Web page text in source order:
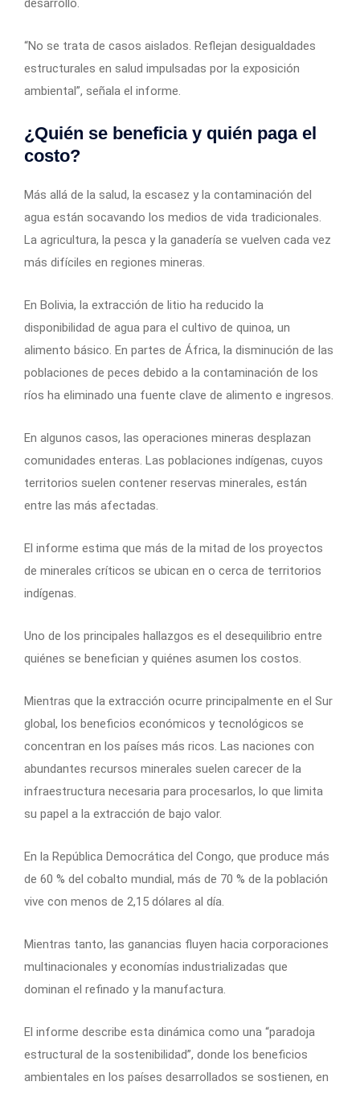
desarrollo.
“No se trata de casos aislados. Reflejan desigualdades
estructurales en salud impulsadas por la exposición
ambiental”, señala el informe.
¿Quién se beneficia y quién paga el
costo?
Más allá de la salud, la escasez y la contaminación del
agua están socavando los medios de vida tradicionales.
La agricultura, la pesca y la ganadería se vuelven cada vez
más difíciles en regiones mineras.
En Bolivia, la extracción de litio ha reducido la
disponibilidad de agua para el cultivo de quinoa, un
alimento básico. En partes de África, la disminución de las
poblaciones de peces debido a la contaminación de los
ríos ha eliminado una fuente clave de alimento e ingresos.
En algunos casos, las operaciones mineras desplazan
comunidades enteras. Las poblaciones indígenas, cuyos
territorios suelen contener reservas minerales, están
entre las más afectadas.
El informe estima que más de la mitad de los proyectos
de minerales críticos se ubican en o cerca de territorios
indígenas.
Uno de los principales hallazgos es el desequilibrio entre
quiénes se benefician y quiénes asumen los costos.
Mientras que la extracción ocurre principalmente en el Sur
global, los beneficios económicos y tecnológicos se
concentran en los países más ricos. Las naciones con
abundantes recursos minerales suelen carecer de la
infraestructura necesaria para procesarlos, lo que limita
su papel a la extracción de bajo valor.
En la República Democrática del Congo, que produce más
de 60 % del cobalto mundial, más de 70 % de la población
vive con menos de 2,15 dólares al día.
Mientras tanto, las ganancias fluyen hacia corporaciones
multinacionales y economías industrializadas que
dominan el refinado y la manufactura.
El informe describe esta dinámica como una “paradoja
estructural de la sostenibilidad”, donde los beneficios
ambientales en los países desarrollados se sostienen, en